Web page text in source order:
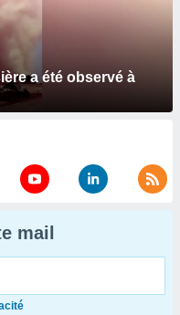
a été observé à
mail